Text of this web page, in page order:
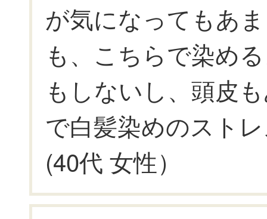
が気になってもあ
も、こちらで染め
もしないし、頭皮
で白髪染めのスト
(40代 女性）